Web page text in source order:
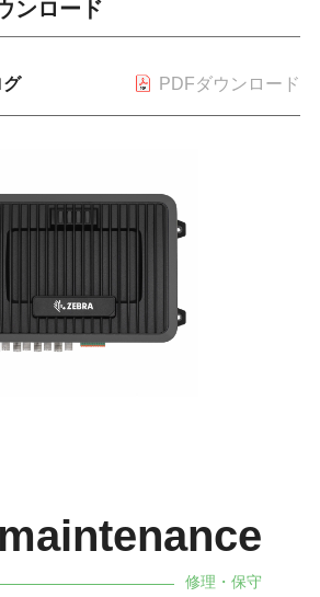
ンロード
グ PDFダウンロード
修理・保守